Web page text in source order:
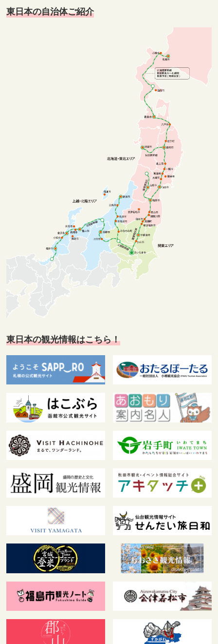
東日本の自治体ご紹介
東日本の観光情報はこちら！